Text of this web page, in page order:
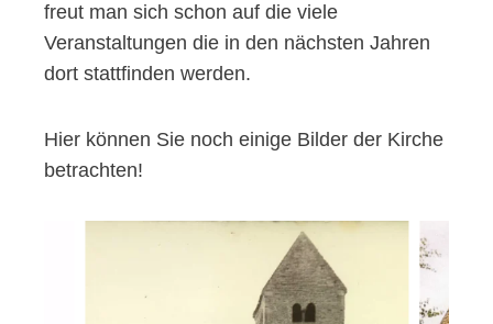
freut man sich schon auf die viele
Veranstaltungen die in den nächsten Jahren
dort stattfinden werden.
Hier können Sie noch einige Bilder der Kirche
betrachten!